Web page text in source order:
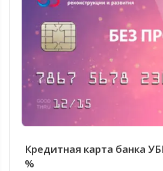
Кредитная карта банка
%